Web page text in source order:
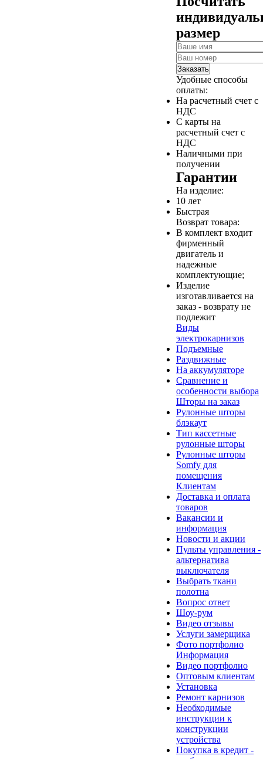
размер
Заказать
Удобные способы
оплаты:
На расчетный счет с
НДС
С карты на
расчетный счет с
НДС
Наличными при
получении
Гарантии
На изделие:
10 лет
Быстрая
Возврат товара:
В комплект входит
фирменный
двигатель и
надежные
комплектующие;
Изделие
изготавливается на
заказ - возврату не
подлежит
Виды
электрокарнизов
Подъемные
Раздвижные
На аккумуляторе
Сравнение и
особенности выбора
Шторы на заказ
Рулонные шторы
блэкаут
Тип кассетные
рулонные шторы
Рулонные шторы
Somfy для
помещения
Клиентам
Доставка и оплата
товаров
Вакансии и
информация
Новости и акции
Пульты управления -
альтернатива
выключателя
Выбрать ткани
полотна
Вопрос ответ
Шоу-рум
Видео отзывы
Услуги замерщика
Фото портфолио
Информация
Видео портфолио
Оптовым клиентам
Установка
Ремонт карнизов
Необходимые
инструкции к
конструкции
устройства
Покупка в кредит -